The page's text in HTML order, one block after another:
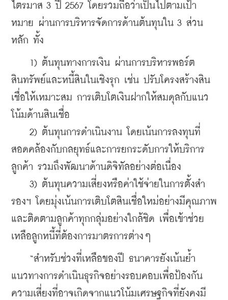
ไตรมาส 3 ปี 2567 โดยรวมถือว่าเป็นไปตามเป้า
หมาย ผ่านการบริหารจัดการด้านต้นทุนใน 3 ส่วน
หลัก ทั้ง
1) ต้นทุนทางการเงิน ผ่านการบริหารพอร์ต
สินทรัพย์และหนี้สินในเชิงรุก เช่น ปรับโครงสร้างสิน
เชื่อให้เหมาะสม การเติบโตเงินฝากให้สมดุลกับแนว
โน้มด้านสินเชื่อ
2) ต้นทุนการดำเนินงาน โดยเน้นการลงทุนที่
สอดคล้องกับกลยุทธ์และการยกระดับการให้บริการ
ลูกค้า รวมถึงพัฒนาด้านดิจิทัลอย่างต่อเนื่อง
3) ต้นทุนความเสี่ยงหรือค่าใช้จ่ายในการตั้งสำ
รองฯ โดยมุ่งเน้นการเติบโตสินเชื่อใหม่อย่างมีคุณภาพ
และติดตามลูกค้าทุกกลุ่มอย่างใกล้ชิด เพื่อเข้าช่วย
เหลือลูกหนี้ที่ต้องการมาตรการต่างๆ
“สำหรับช่วงที่เหลือของปี ธนาคารยังเน้นย้ำ
แนวทางการดำเนินธุรกิจอย่างรอบคอบเพื่อป้องกัน
ความเสี่ยงที่อาจเกิดจากแนวโน้มเศรษฐกิจที่ยังคงมี